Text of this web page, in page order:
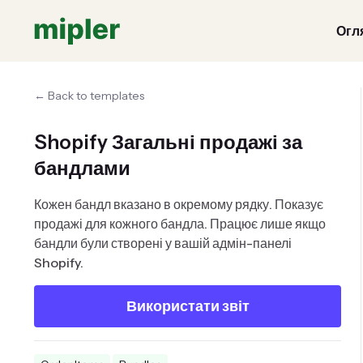
← Back to templates
Shopify Загальні продажі за
бандлами
Кожен бандл вказано в окремому рядку. Показує
продажі для кожного бандла. Працює лише якщо
бандли були створені у вашій адмін-панелі
Shopify.
Використати звіт